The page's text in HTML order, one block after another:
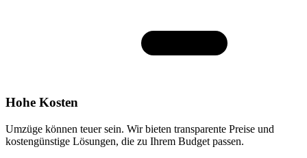
Hohe Kosten
Umzüge können teuer sein. Wir bieten transparente Preise und
kostengünstige Lösungen, die zu Ihrem Budget passen.